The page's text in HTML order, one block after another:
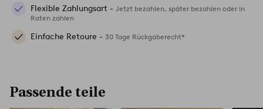
Flexible Zahlungsart - Jetzt bezahlen, später bezahlen oder in
Raten zahlen
Einfache Retoure - 30 Tage Rückgaberecht*
Passende teile